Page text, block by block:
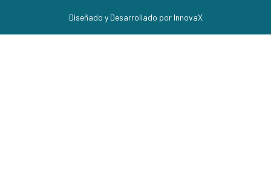
Diseñado y Desarrollado por InnovaX